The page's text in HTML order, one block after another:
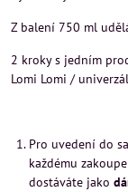
Z balení 750 ml
2 kroky s jedním
Lomi Lomi /
Pro uvedení do
každému
dostáváte jako